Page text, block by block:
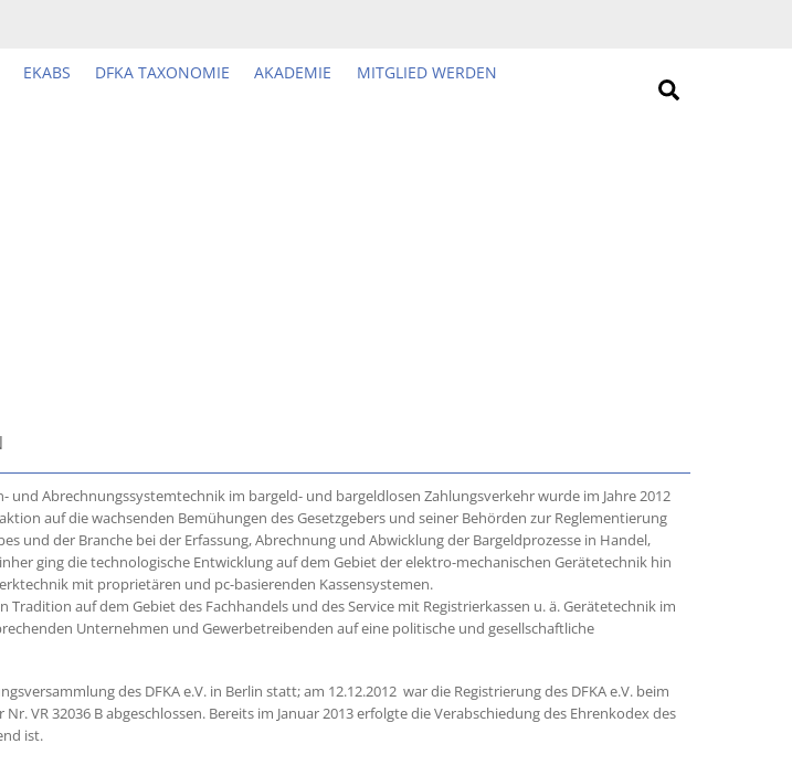
EKABS DFKA TAXONOMIE AKADEMIE
MITGLIED WERDEN
und Abrechnungssystemtechnik im bargeld- und bargeldlosen Zahlungsverkehr wurde im Jahre 2012
auf die wachsenden Bemühungen des Gesetzgebers und seiner Behörden zur Reglementierung
und der Branche bei der Erfassung, Abrechnung und Abwicklung der Bargeldprozesse in Handel,
ging die technologische Entwicklung auf dem Gebiet der elektro-mechanischen Gerätetechnik hin
mit proprietären und pc-basierenden Kassensystemen.
Tradition auf dem Gebiet des Fachhandels und des Service mit Registrierkassen u. ä. Gerätetechnik im
Unternehmen und Gewerbetreibenden auf eine politische und gesellschaftliche
des DFKA e.V. in Berlin statt; am 12.12.2012 war die Registrierung des DFKA e.V. beim
VR 32036 B abgeschlossen. Bereits im Januar 2013 erfolgte die Verabschiedung des Ehrenkodex des
ist.